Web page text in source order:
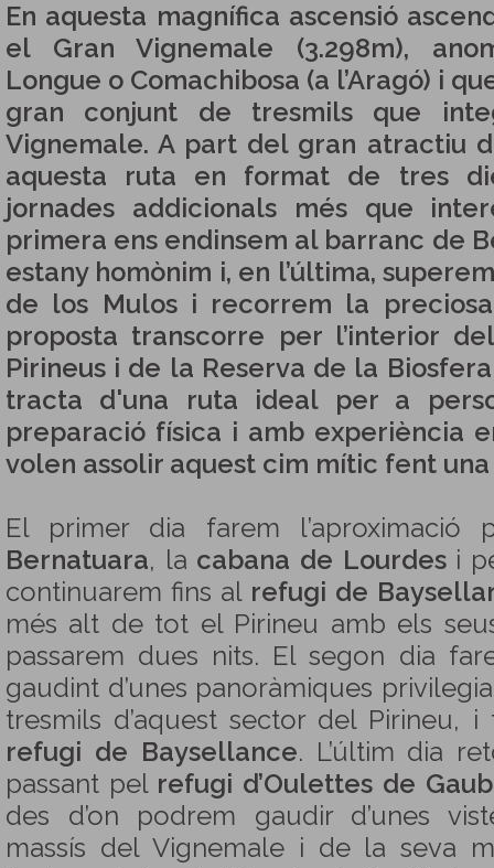
En aquesta magnífica ascensió
el Gran Vignemale (3.298m),
Longue o Comachibosa (a l’Aragó) i
gran conjunt de tresmils que
Vignemale. A part del gran atractiu
aquesta ruta en format de tres
jornades addicionals més que
primera ens endinsem al barranc de
estany homònim i, en l’última,
de los Mulos i recorrem la
proposta transcorre per l’interior
Pirineus i de la Reserva de la
tracta d'una ruta ideal per a
preparació física i amb experiència
volen assolir aquest cim mític fent
El primer dia farem l’aproximació
Bernatuara, la cabana de Lourdesi
continuarem fins al refugi de
més alt de tot el Pirineu amb els
passarem dues nits. El segon dia
gaudint d’unes panoràmiques
tresmils d’aquest sector del Pirineu,
refugi de Baysellance. L’últim dia
passant pel refugi d’Oulettes de
des d’on podrem gaudir d’unes
massís del Vignemale i de la seva